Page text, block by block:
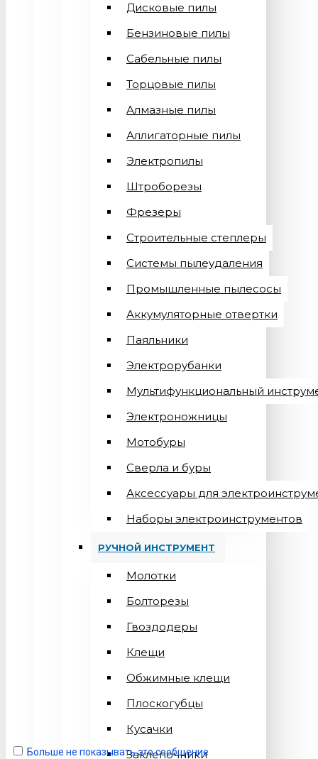
Дисковые пилы
Бензиновые пилы
Сабельные пилы
Торцовые пилы
Алмазные пилы
Аллигаторные пилы
Электропилы
Штроборезы
Фрезеры
Строительные степлеры
Системы пылеудаления
Промышленные пылесосы
Аккумуляторные отвертки
Паяльники
Электрорубанки
Мультифункциональный
Электроножницы
Мотобуры
Сверла и буры
Аксессуары для
Наборы электроинструментов
РУЧНОЙ ИНСТРУМЕНТ
Молотки
Болторезы
Гвоздодеры
Клещи
Обжимные клещи
Плоскогубцы
Кусачки
Заклепочники
Больше не показывать это сообщение